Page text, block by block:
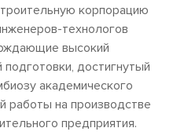
корпорацию
технологов
высокий
достигнутый
академического
работы на производстве
предприятия.